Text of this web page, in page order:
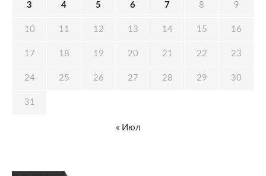
3 4 5 6 7 8 9
10 11 12 13 14 15 16
17 18 19 20 21 22 23
24 25 26 27 28 29 30
31
« Июл